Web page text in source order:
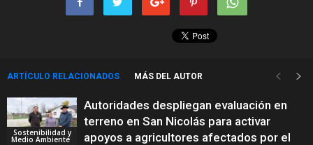
ARTÍCULO RELACIONADOS MÁS DEL AUTOR
Sostenibilidad y
Medio Ambiente
Autoridades despliegan evaluación en
terreno en San Nicolás para activar
apoyos a agricultores afectados por el